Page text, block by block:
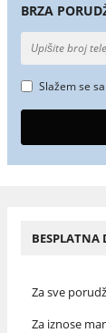
BRZA
Slažem se sa
BESPLATNA
Za sve
Za iznose